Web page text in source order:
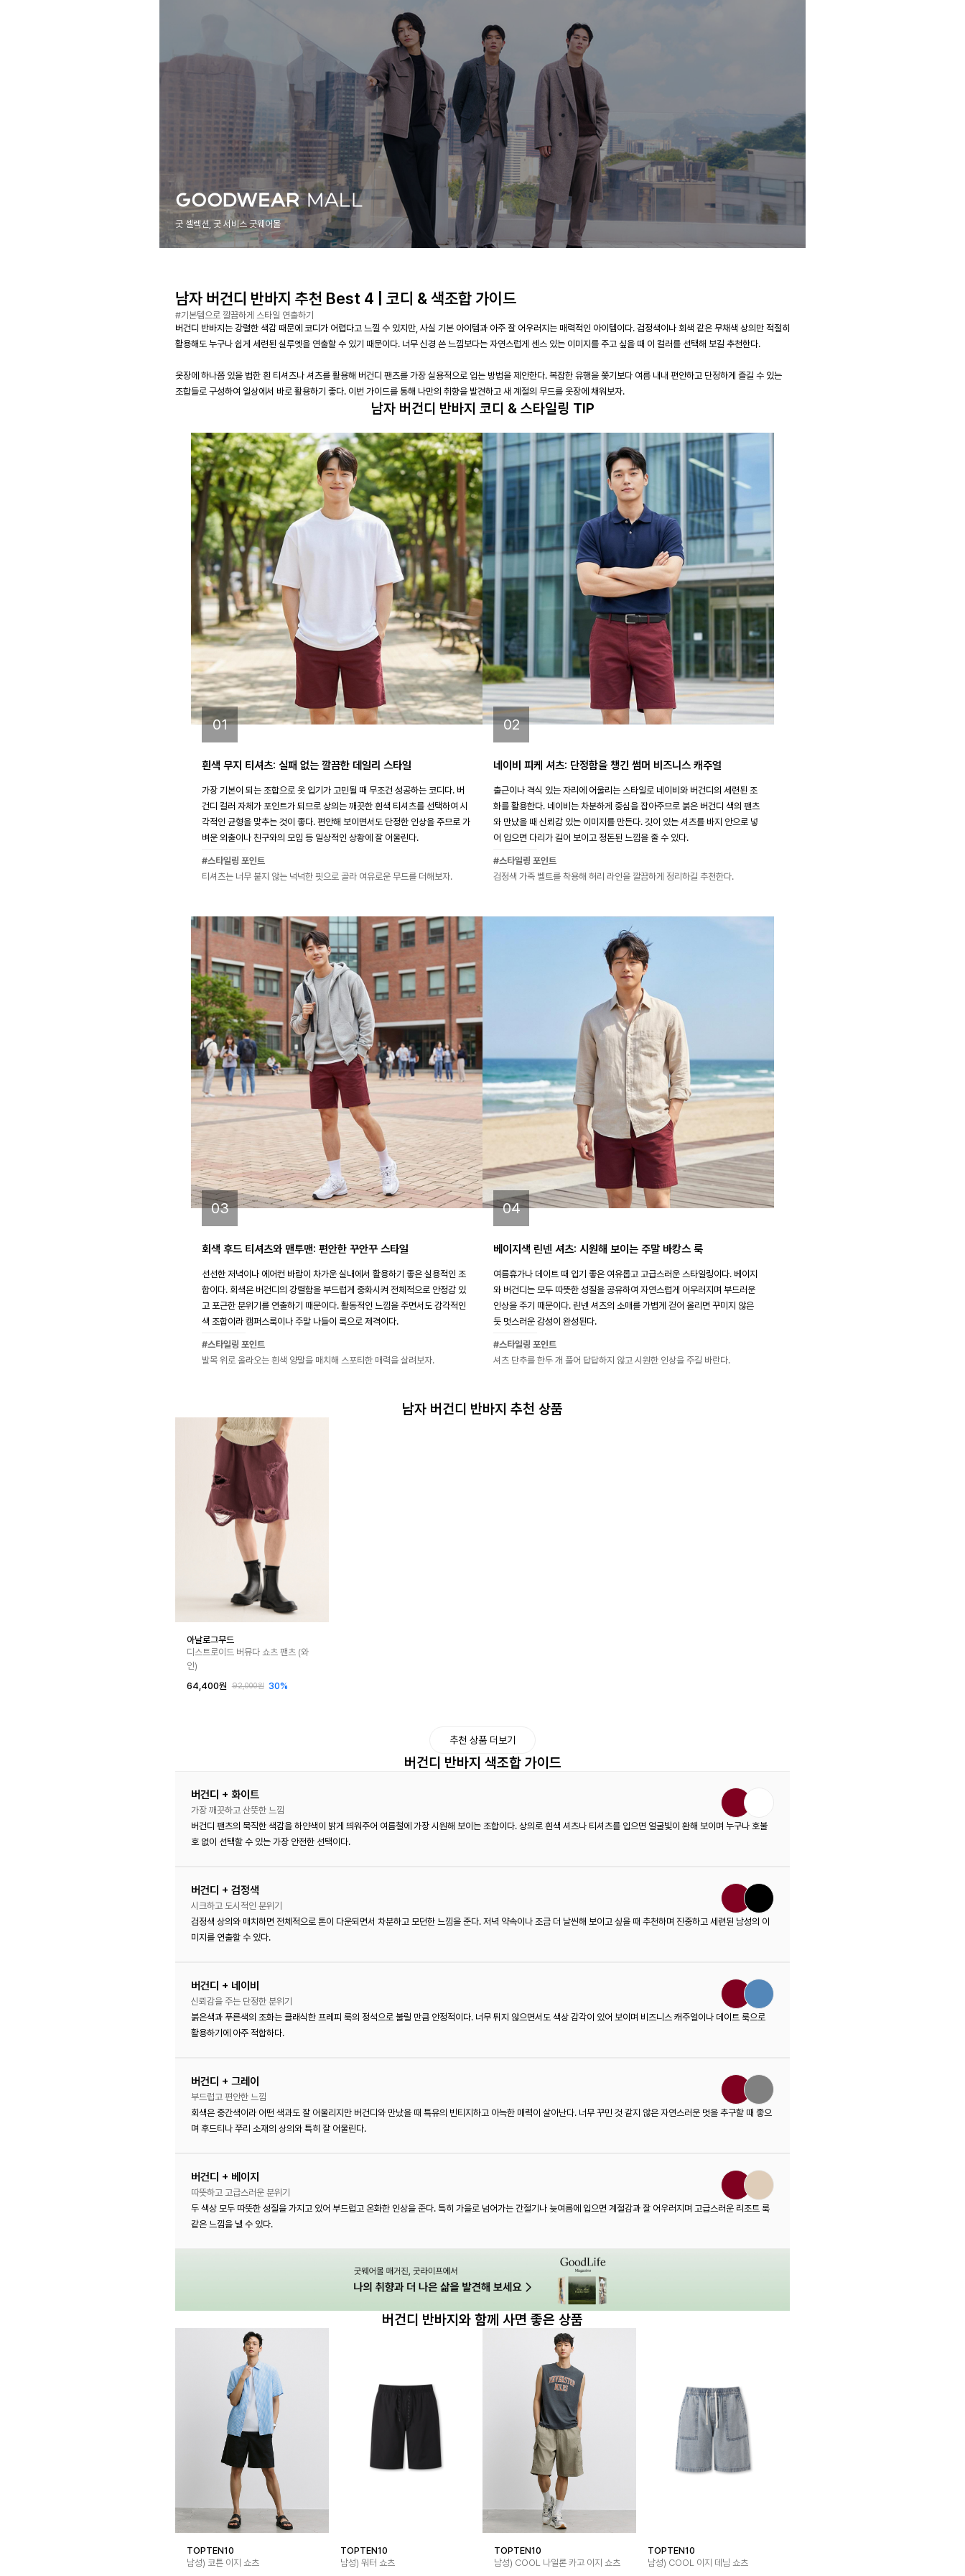
굿 셀렉션, 굿 서비스 굿웨어몰
남자 버건디 반바지 추천 Best 4 | 코디 & 색조합 가이드
#기본템으로 깔끔하게 스타일 연출하기
버건디 반바지는 강렬한 색감 때문에 코디가 어렵다고 느낄 수 있지만, 사실 기본 아이템과 아주 잘 어우러지는 매력적인 아이템이다. 검정색이나 회색 같은 무채색 상의만 적절히
활용해도 누구나 쉽게 세련된 실루엣을 연출할 수 있기 때문이다. 너무 신경 쓴 느낌보다는 자연스럽게 센스 있는 이미지를 주고 싶을 때 이 컬러를 선택해 보길 추천한다.
옷장에 하나쯤 있을 법한 흰 티셔츠나 셔츠를 활용해 버건디 팬츠를 가장 실용적으로 입는 방법을 제안한다. 복잡한 유행을 쫓기보다 여름 내내 편안하고 단정하게 즐길 수 있는
조합들로 구성하여 일상에서 바로 활용하기 좋다. 이번 가이드를 통해 나만의 취향을 발견하고 새 계절의 무드를 옷장에 채워보자.
남자 버건디 반바지 코디 & 스타일링 TIP
01
흰색 무지 티셔츠: 실패 없는 깔끔한 데일리 스타일
가장 기본이 되는 조합으로 옷 입기가 고민될 때 무조건 성공하는 코디다. 버
건디 컬러 자체가 포인트가 되므로 상의는 깨끗한 흰색 티셔츠를 선택하여 시
각적인 균형을 맞추는 것이 좋다. 편안해 보이면서도 단정한 인상을 주므로 가
벼운 외출이나 친구와의 모임 등 일상적인 상황에 잘 어울린다.
#스타일링 포인트
티셔츠는 너무 붙지 않는 넉넉한 핏으로 골라 여유로운 무드를 더해보자.
02
네이비 피케 셔츠: 단정함을 챙긴 썸머 비즈니스 캐주얼
출근이나 격식 있는 자리에 어울리는 스타일로 네이비와 버건디의 세련된 조
화를 활용한다. 네이비는 차분하게 중심을 잡아주므로 붉은 버건디 색의 팬츠
와 만났을 때 신뢰감 있는 이미지를 만든다. 깃이 있는 셔츠를 바지 안으로 넣
어 입으면 다리가 길어 보이고 정돈된 느낌을 줄 수 있다.
#스타일링 포인트
검정색 가죽 벨트를 착용해 허리 라인을 깔끔하게 정리하길 추천한다.
03
회색 후드 티셔츠와 맨투맨: 편안한 꾸안꾸 스타일
선선한 저녁이나 에어컨 바람이 차가운 실내에서 활용하기 좋은 실용적인 조
합이다. 회색은 버건디의 강렬함을 부드럽게 중화시켜 전체적으로 안정감 있
고 포근한 분위기를 연출하기 때문이다. 활동적인 느낌을 주면서도 감각적인
색 조합이라 캠퍼스룩이나 주말 나들이 룩으로 제격이다.
#스타일링 포인트
발목 위로 올라오는 흰색 양말을 매치해 스포티한 매력을 살려보자.
04
베이지색 린넨 셔츠: 시원해 보이는 주말 바캉스 룩
여름휴가나 데이트 때 입기 좋은 여유롭고 고급스러운 스타일링이다. 베이지
와 버건디는 모두 따뜻한 성질을 공유하여 자연스럽게 어우러지며 부드러운
인상을 주기 때문이다. 린넨 셔츠의 소매를 가볍게 걷어 올리면 꾸미지 않은
듯 멋스러운 감성이 완성된다.
#스타일링 포인트
셔츠 단추를 한두 개 풀어 답답하지 않고 시원한 인상을 주길 바란다.
남자 버건디 반바지 추천 상품
아날로그무드
디스트로이드 버뮤다 쇼츠 팬츠 (와
인)
64,400원
92,000원 30%
추천 상품 더보기
버건디 반바지 색조합 가이드
버건디 + 화이트
가장 깨끗하고 산뜻한 느낌
버건디 팬츠의 묵직한 색감을 하얀색이 밝게 띄워주어 여름철에 가장 시원해 보이는 조합이다. 상의로 흰색 셔츠나 티셔츠를 입으면 얼굴빛이 환해 보이며 누구나 호불
호 없이 선택할 수 있는 가장 안전한 선택이다.
버건디 + 검정색
시크하고 도시적인 분위기
검정색 상의와 매치하면 전체적으로 톤이 다운되면서 차분하고 모던한 느낌을 준다. 저녁 약속이나 조금 더 날씬해 보이고 싶을 때 추천하며 진중하고 세련된 남성의 이
미지를 연출할 수 있다.
버건디 + 네이비
신뢰감을 주는 단정한 분위기
붉은색과 푸른색의 조화는 클래식한 프레피 룩의 정석으로 불릴 만큼 안정적이다. 너무 튀지 않으면서도 색상 감각이 있어 보이며 비즈니스 캐주얼이나 데이트 룩으로
활용하기에 아주 적합하다.
버건디 + 그레이
부드럽고 편안한 느낌
회색은 중간색이라 어떤 색과도 잘 어울리지만 버건디와 만났을 때 특유의 빈티지하고 아늑한 매력이 살아난다. 너무 꾸민 것 같지 않은 자연스러운 멋을 추구할 때 좋으
며 후드티나 쭈리 소재의 상의와 특히 잘 어울린다.
버건디 + 베이지
따뜻하고 고급스러운 분위기
두 색상 모두 따뜻한 성질을 가지고 있어 부드럽고 온화한 인상을 준다. 특히 가을로 넘어가는 간절기나 늦여름에 입으면 계절감과 잘 어우러지며 고급스러운 리조트 룩
같은 느낌을 낼 수 있다.
버건디 반바지와 함께 사면 좋은 상품
TOPTEN10
남성) 코튼 이지 쇼츠
TOPTEN10
남성) 워터 쇼츠
TOPTEN10
남성) COOL 나일론 카고 이지 쇼츠
TOPTEN10
남성) COOL 이지 데님 쇼츠